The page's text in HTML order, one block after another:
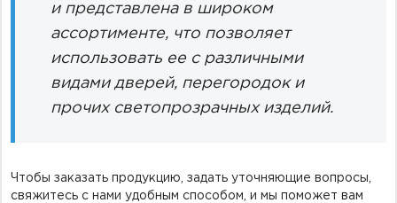
и представлена в широком
ассортименте, что позволяет
использовать ее с различными
видами дверей, перегородок и
прочих светопрозрачных изделий.
Чтобы заказать продукцию, задать уточняющие вопросы,
свяжитесь с нами удобным способом, и мы поможет вам